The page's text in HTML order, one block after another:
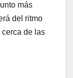
más
del ritmo
de las